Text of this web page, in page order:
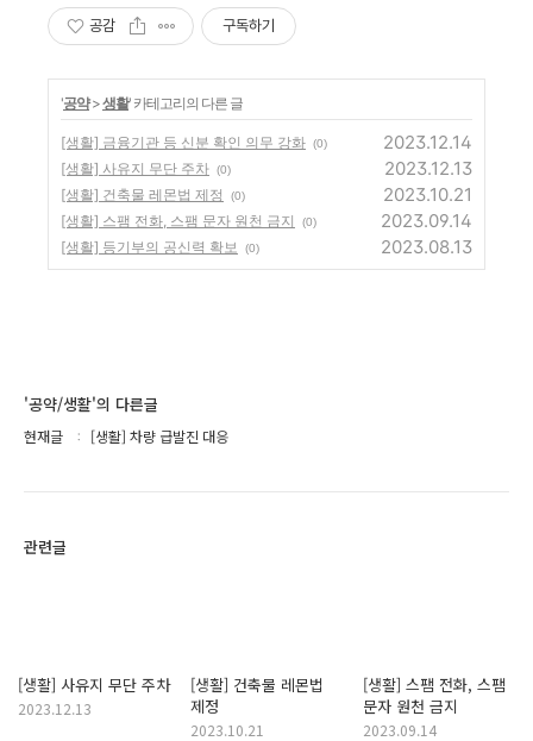
공감 구독하기
'공약>생활' 카테고리의 다른 글
[생활] 금융기관 등 신분 확인 의무 강화 (0) 2023.12.14
[생활] 사유지 무단 주차 (0) 2023.12.13
[생활] 건축물 레몬법 제정 (0) 2023.10.21
[생활] 스팸 전화, 스팸 문자 원천 금지 (0) 2023.09.14
[생활] 등기부의 공신력 확보 (0) 2023.08.13
'공약/생활'의 다른글
현재글 [생활] 차량 급발진 대응
관련글
[생활] 사유지 무단 주차
2023.12.13
[생활] 건축물 레몬법
제정
2023.10.21
[생활] 스팸 전화, 스팸
문자 원천 금지
2023.09.14